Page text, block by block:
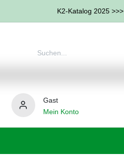
K2-Katalog 2025 >>>
Gast
Mein Konto